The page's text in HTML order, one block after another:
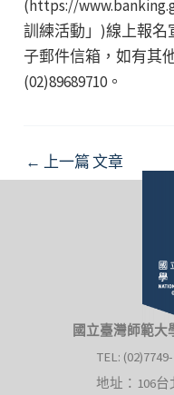
(https://
訓練活動」)線上報名
子郵件信箱，如有其
(02)89689710。
Post
navigation
← 上一篇 文章
國立臺灣師範大
TEL:
地址：106